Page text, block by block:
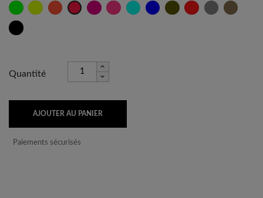
Vert
Fluo
Jaune
Fluo
Orange
Fluo
Rouge
Psycho
FuschiaRose
Fluo
Caraïbes
Bleu
Outre
Kaki RougeTitaneTaupe
Noir
Quantité
AJOUTER AU PANIER
Paiements sécurisés